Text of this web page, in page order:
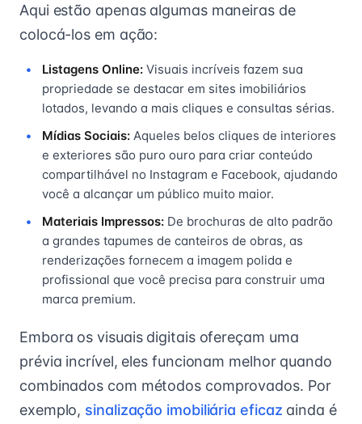
Aqui estão apenas algumas maneiras de
colocá-los em ação:
Listagens Online: Visuais incríveis fazem sua
propriedade se destacar em sites imobiliários
lotados, levando a mais cliques e consultas sérias.
Mídias Sociais: Aqueles belos cliques de interiores
e exteriores são puro ouro para criar conteúdo
compartilhável no Instagram e Facebook, ajudando
você a alcançar um público muito maior.
Materiais Impressos: De brochuras de alto padrão
a grandes tapumes de canteiros de obras, as
renderizações fornecem a imagem polida e
profissional que você precisa para construir uma
marca premium.
Embora os visuais digitais ofereçam uma
prévia incrível, eles funcionam melhor quando
combinados com métodos comprovados. Por
exemplo, sinalização imobiliária eficaz ainda é